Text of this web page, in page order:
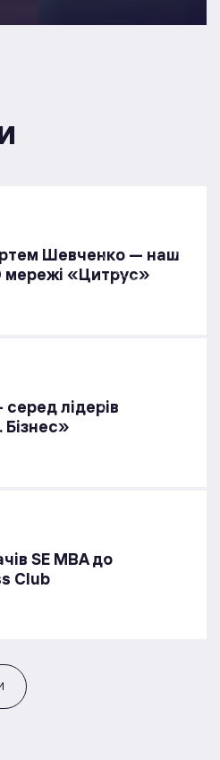
Шевченко — наш
мережі «Цитрус»
лідерів
Бізнес»
SE MBA до
Club